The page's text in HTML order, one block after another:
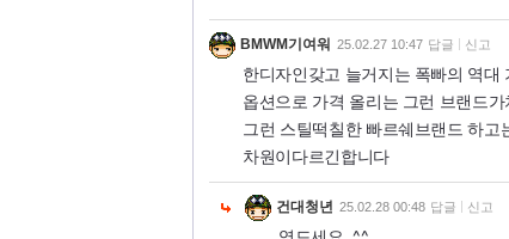
BMWM기여워 25.02.27 10:47 답글 신고
한디자인갖고 늘거지는 폭빠의 역
옵션으로 가격 올리는 그런 브랜드
그런 스틸떡칠한 빠르쉐브랜드 하고
차원이다르긴합니다
건대청년 25.02.28 00:48 답글 신고